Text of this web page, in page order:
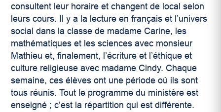
consultent leur horaire et changent de local selon
leurs cours. Il y a la lecture en français et l’univers
social dans la classe de madame Carine, les
mathématiques et les sciences avec monsieur
Mathieu et, finalement, l’écriture et l’éthique et
culture religieuse avec madame Cindy. Chaque
semaine, ces élèves ont une période où ils sont
tous réunis. Tout le programme du ministère est
enseigné ; c’est la répartition qui est différente.